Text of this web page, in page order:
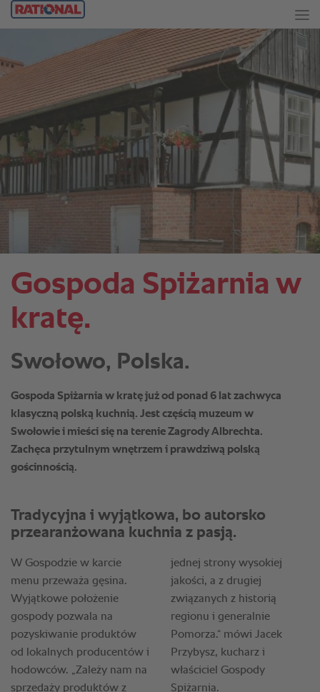
Gospoda Spiżarnia w
kratę.
Swołowo, Polska.
Gospoda Spiżarnia w kratę już od ponad 6 lat zachwyca
klasyczną polską kuchnią. Jest częścią muzeum w
Swołowie i mieści się na terenie Zagrody Albrechta.
Zachęca przytulnym wnętrzem i prawdziwą polską
gościnnością.